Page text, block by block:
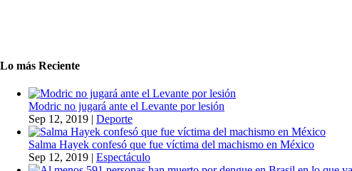
Lo más Reciente
Modric no jugará ante el Levante por lesión
Sep 12, 2019 | Deporte
Salma Hayek confesó que fue víctima del machismo en México
Sep 12, 2019 | Espectáculo